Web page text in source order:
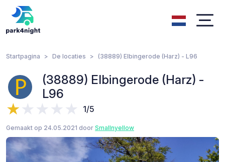
Startpagina De locaties (38889) Elbingerode (Harz) - L96
(38889) Elbingerode (Harz) -
L96
1/5
Gemaakt op 24.05.2021 door Smallnyellow